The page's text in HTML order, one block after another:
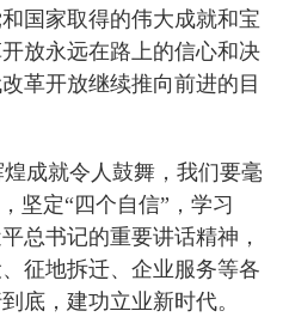
国家取得的伟大成就和宝
放永远在路上的信心和决
革开放继续推向前进的目
成就令人鼓舞，我们要毫
坚定“四个自信”，学习
总书记的重要讲话精神，
征地拆迁、企业服务等各
底，建功立业新时代。